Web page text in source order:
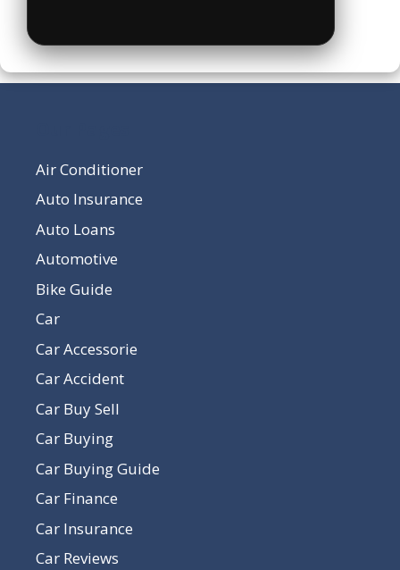
Air Conditioner
Auto Insurance
Auto Loans
Automotive
Bike Guide
Car
Car Accessorie
Car Accident
Car Buy Sell
Car Buying
Car Buying Guide
Car Finance
Car Insurance
Car Reviews